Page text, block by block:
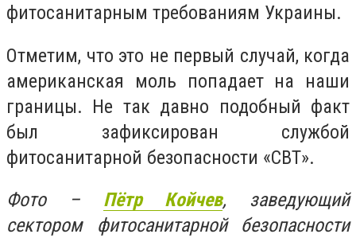
фитосанитарным требованиям Украины.
Отметим, что это не первый случай, когда
американская моль попадает на наши
границы. Не так давно подобный факт
был зафиксирован службой
фитосанитарной безопасности «СВТ».
Фото – Пётр Койчев, заведующий
сектором фитосанитарной безопасности